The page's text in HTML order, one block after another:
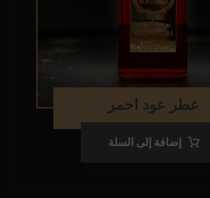
عطر عود احمر
إضافة إلى السلة